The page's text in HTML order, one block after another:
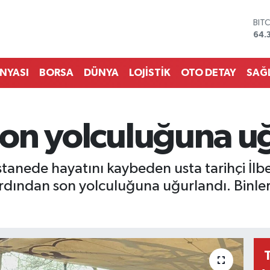
BORSA DÜNYA LOJİSTİK OTO DETAY
yolculuğuna
hayatını kaybeden usta tarihçi
son yolculuğuna uğurlandı.